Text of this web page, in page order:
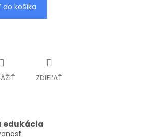
do košíka
ZDIEĽAŤ
edukácia